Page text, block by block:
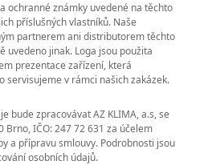
ochranné známky uvedené na těchto
příslušných vlastníků. Naše
partnerem ani distributorem těchto
uvedeno jinak. Loga jsou použita
prezentace zařízení, která
servisujeme v rámci našich zakázek.
bude zpracovávat AZ KLIMA, a.s, se
Brno, IČO: 247 72 631 za účelem
a přípravu smlouvy. Podrobnosti jsou
osobních údajů.